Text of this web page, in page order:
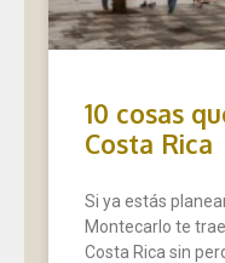
10 cosas
Costa Rica
Si ya estás
Montecarlo te
Costa Rica sin